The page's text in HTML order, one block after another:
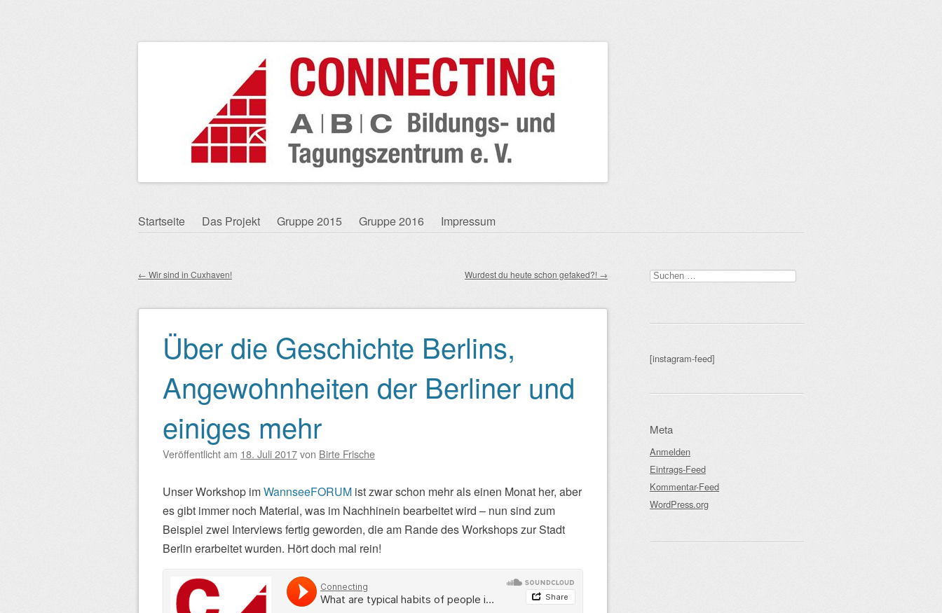
Zum
Startseite Das Projekt Gruppe 2015 Gruppe 2016 Impressum
Beitragsnavigation
← Wir sind in Cuxhaven! Wurdest du heute schon gefaked?! →
Über die Geschichte Berlins,
Angewohnheiten der Berliner und
einiges mehr
Veröffentlicht am 18. Juli 2017von Birte Frische
Unser Workshop imWannseeFORUM ist zwar schon mehr als einen Monat her, aber
es gibt immer noch Material, was im Nachhinein bearbeitet wird – nun sind zum
Beispiel zwei Interviews fertig geworden, die am Rande des Workshops zur Stadt
Berlin erarbeitet wurden. Hört doch mal rein!
Suchen
nach:
[instagram-feed]
Meta
Anmelden
Eintrags-Feed
Kommentar-Feed
WordPress.org